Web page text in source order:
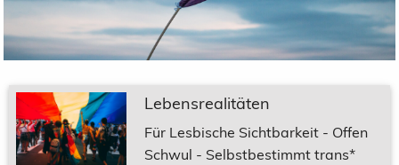
Lebensrealitäten
Für Lesbische Sichtbarkeit - Offen
Schwul - Selbstbestimmt trans*